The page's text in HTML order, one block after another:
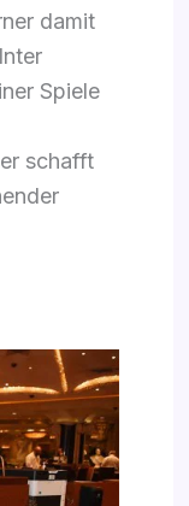
damit
Spiele
schafft